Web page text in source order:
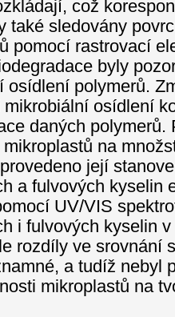
což
také sledovány
pomocí rastrovací
byly
osídlení polymerů.
mikrobiální osídlení
daných
na
její
a fulvových kyselin
UV/VIS
i fulvových kyselin
rozdíly ve srovnání
a tudíž nebyl
mikroplastů na